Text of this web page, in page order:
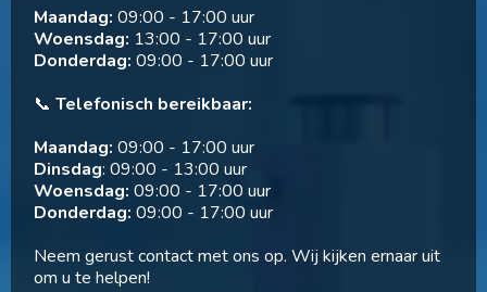
Maandag: 09:00 - 17:00 uur
Woensdag: 13:00 - 17:00 uur
Donderdag: 09:00 - 17:00 uur
📞 Telefonisch bereikbaar:
Maandag: 09:00 - 17:00 uur
Dinsdag: 09:00 - 13:00 uur
Woensdag: 09:00 - 17:00 uur
Donderdag: 09:00 - 17:00 uur
Neem gerust contact met ons op. Wij kijken ernaar uit
om u te helpen!